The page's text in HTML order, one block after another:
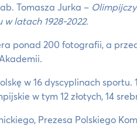
Tomasza Jurka –
w latach 1928-2022.
ponad 200 fotografii, a
w 16 dyscyplinach sportu.
w tym 12 złotych, 14
Prezesa Polskiego